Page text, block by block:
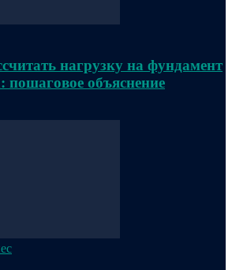
нагрузку на фундамент
пошаговое объяснение